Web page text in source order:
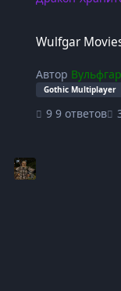
Wulfgar
Автор Вульфгар
Gothic Multiplayer
9 ответов